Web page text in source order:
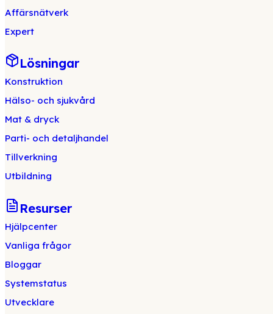
Affärsnätverk
Expert
Lösningar
Konstruktion
Hälso- och sjukvård
Mat & dryck
Parti- och detaljhandel
Tillverkning
Utbildning
Resurser
Hjälpcenter
Vanliga frågor
Bloggar
Systemstatus
Utvecklare